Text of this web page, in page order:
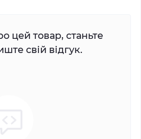
цей товар, станьте
свій відгук.